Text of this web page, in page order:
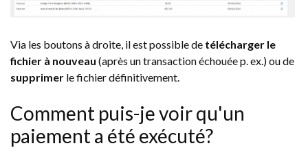
Via les boutons à droite, il est possible de télécharger le
fichier à nouveau (après un transaction échouée p. ex.) ou de
supprimer le fichier définitivement.
Comment puis-je voir qu'un
paiement a été exécuté?